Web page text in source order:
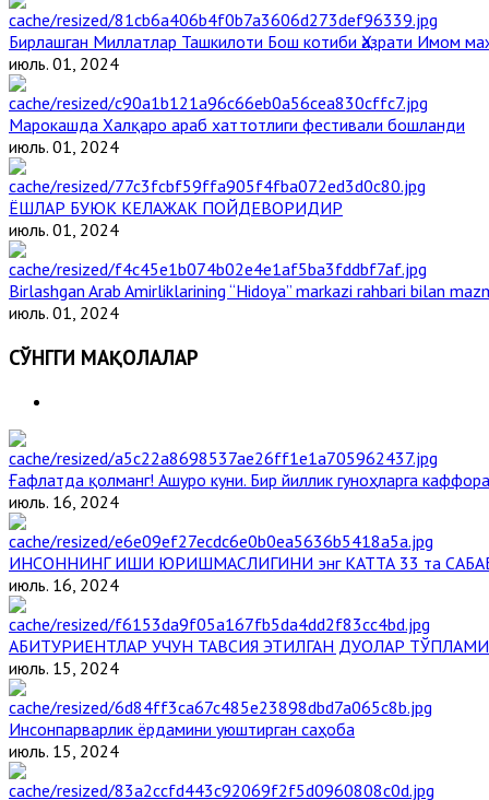
Бирлашган Миллатлар Ташкилоти Бош котиби Ҳазрати Имом
июль. 01, 2024
Марокашда Халқаро араб хаттотлиги фестивали бошланди
июль. 01, 2024
ЁШЛАР БУЮК КЕЛАЖАК ПОЙДЕВОРИДИР
июль. 01, 2024
Birlashgan Arab Amirliklarining “Hidoya” markazi rahbari bilan
июль. 01, 2024
СЎНГГИ МАҚОЛАЛАР
Ғафлатда қолманг! Ашуро куни. Бир йиллик гуноҳларга
июль. 16, 2024
ИНСОННИНГ ИШИ ЮРИШМАСЛИГИНИ энг КАТТА 33 та
июль. 16, 2024
АБИТУРИЕНТЛАР УЧУН ТАВСИЯ ЭТИЛГАН ДУОЛАР ТЎПЛАМИ
июль. 15, 2024
Инсонпарварлик ёрдамини уюштирган саҳоба
июль. 15, 2024